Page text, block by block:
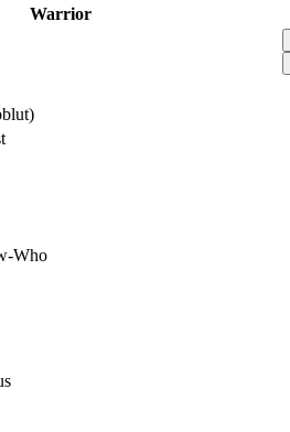
Warrior
Who